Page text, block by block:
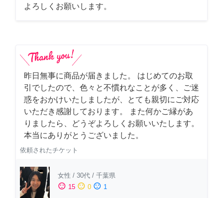
よろしくお願いします。
昨日無事に商品が届きました。 はじめてのお取
引でしたので、色々と不慣れなことが多く、ご迷
惑をおかけいたしましたが、とても親切にご対応
いただき感謝しております。 また何かご縁があ
りましたら、どうぞよろしくお願いいたします。
本当にありがとうございました。
依頼されたチケット
女性 / 30代 / 千葉県
sentiment_satisfied 15 sentiment_neutral 0 sentiment_dissatisfied 1